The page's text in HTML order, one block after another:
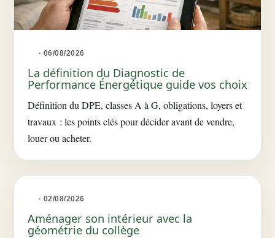
· 06/08/2026
La définition du Diagnostic de
Performance Énergétique guide vos choix
Définition du DPE, classes A à G, obligations, loyers et
travaux : les points clés pour décider avant de vendre,
louer ou acheter.
· 02/08/2026
Aménager son intérieur avec la
géométrie du collège